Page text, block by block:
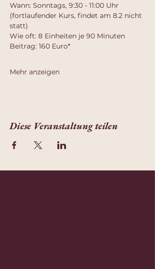
Wann: Sonntags, 9:30 - 11:00 Uhr
(fortlaufender Kurs, findet am 8.2 nicht
statt)
Wie oft: 8 Einheiten je 90 Minuten
Beitrag: 160 Euro*
Mehr anzeigen
Diese Veranstaltung teilen